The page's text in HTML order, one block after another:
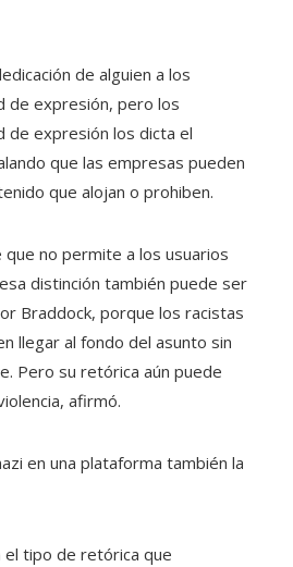
de alguien a los
de expresión, pero los
de expresión los dicta el
que las empresas pueden
que alojan o prohiben.
que no permite a los usuarios
distinción también puede ser
Braddock, porque los racistas
llegar al fondo del asunto sin
Pero su retórica aún puede
afirmó.
en una plataforma también la
el tipo de retórica que